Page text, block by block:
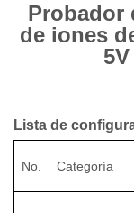
Probador
de iones
Lista de
No. Categoría